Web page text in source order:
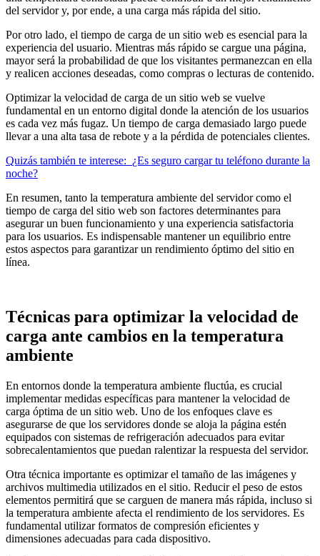
del servidor y, por ende, a una carga más rápida del sitio.
Por otro lado, el tiempo de carga de un sitio web es esencial para la
experiencia del usuario. Mientras más rápido se cargue una página,
mayor será la probabilidad de que los visitantes permanezcan en ella
y realicen acciones deseadas, como compras o lecturas de contenido.
Optimizar la velocidad de carga de un sitio web se vuelve
fundamental en un entorno digital donde la atención de los usuarios
es cada vez más fugaz. Un tiempo de carga demasiado largo puede
llevar a una alta tasa de rebote y a la pérdida de potenciales clientes.
Quizás también te interese: ¿Es seguro cargar tu teléfono durante la
noche?
En resumen, tanto la temperatura ambiente del servidor como el
tiempo de carga del sitio web son factores determinantes para
asegurar un buen funcionamiento y una experiencia satisfactoria
para los usuarios. Es indispensable mantener un equilibrio entre
estos aspectos para garantizar un rendimiento óptimo del sitio en
línea.
Técnicas para optimizar la velocidad de
carga ante cambios en la temperatura
ambiente
En entornos donde la temperatura ambiente fluctúa, es crucial
implementar medidas específicas para mantener la velocidad de
carga óptima de un sitio web. Uno de los enfoques clave es
asegurarse de que los servidores donde se aloja la página estén
equipados con sistemas de refrigeración adecuados para evitar
sobrecalentamientos que puedan ralentizar la respuesta del servidor.
Otra técnica importante es optimizar el tamaño de las imágenes y
archivos multimedia utilizados en el sitio. Reducir el peso de estos
elementos permitirá que se carguen de manera más rápida, incluso si
la temperatura ambiente afecta el rendimiento de los servidores. Es
fundamental utilizar formatos de compresión eficientes y
dimensiones adecuadas para cada dispositivo.